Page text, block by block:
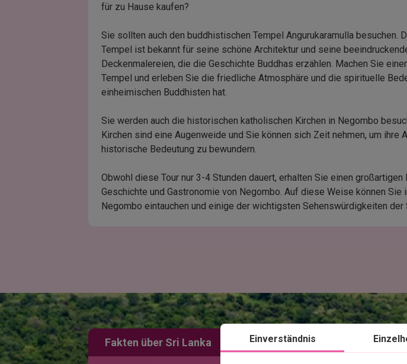
für zu Hause kaufen?
Sie sollten auch den buddhistischen Tempel Angurukaramulla besuchen.
Tempel ist bekannt für seine schöne Architektur und seine
Deckenmalereien, die die Geschichte Buddhas erzählen. Machen Sie
Tempel und erleben Sie die friedliche Atmosphäre und die spirituelle
einheimischen Buddhisten hat.
Sie werden auch die historischen katholischen Kirchen in Negombo
Kirchen sind eine Augenweide und Sie können sich Zeit nehmen, um ihre
historische Bedeutung zu bewundern.
Obwohl diese Tour nur 3-4 Stunden dauert, erhalten Sie einen großartigen
Geschichte und Gastronomie von Negombo. Auf diese Weise können Sie
Negombo eintauchen und einige der wichtigsten Sehenswürdigkeiten der
Fakten über Sri Lanka Karte ansehen
Einverständnis